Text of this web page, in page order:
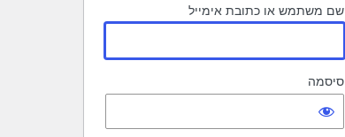
שם משתמש או כתובת אימייל
סיסמה